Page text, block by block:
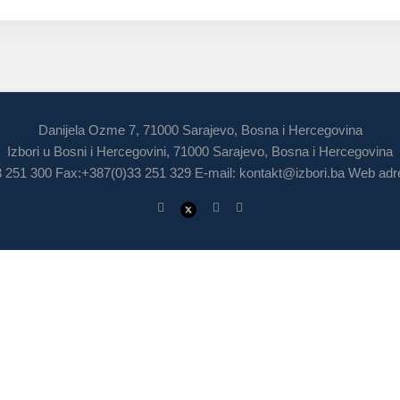
Danijela Ozme 7, 71000 Sarajevo, Bosna i Hercegovina
Izbori u Bosni i Hercegovini, 71000 Sarajevo, Bosna i Hercegovina
251 300 Fax:+387(0)33 251 329 E-mail: kontakt@izbori.baWeb